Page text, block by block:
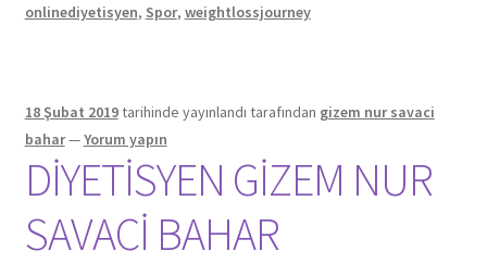
onlinediyetisyen, Spor, weightlossjourney
18 Şubat 2019tarihinde yayınlandı tarafından gizem nur savaci
bahar—Yorum yapın
DİYETİSYEN GİZEM NUR
SAVACİ BAHAR